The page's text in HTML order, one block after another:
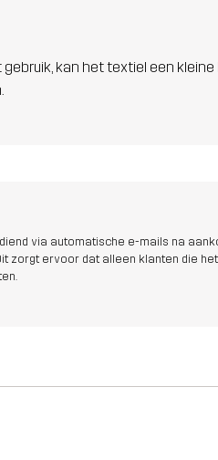
kan het textiel een
via automatische e-mails na
zorgt ervoor dat alleen klanten die